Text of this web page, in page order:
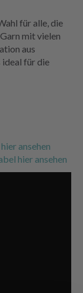
für alle, die
mit vielen
aus
für die
ansehen
hier ansehen